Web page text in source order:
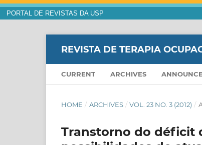
PORTAL DE REVISTAS DA USP
REVISTA DE TERAPIA
CURRENT ARCHIVES
HOME / ARCHIVES / VOL. 23 NO. 3 (2012) /
Transtorno do déficit